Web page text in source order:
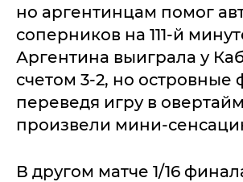
но аргентинцам помог
соперников на 111-й
Аргентина выиграла у
счетом 3-2, но островные
переведя игру в
произвели мини-
В другом матче 1/16